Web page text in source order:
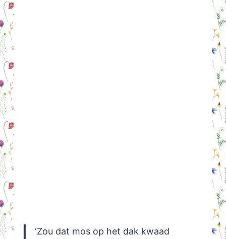
‘Zou dat mos op het dak kwaad